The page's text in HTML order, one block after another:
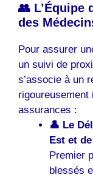
👥 L’Équipe
des
Pour assurer
un suivi de
s’associe à un
rigoureusement
assurances :
👤 Le
Est et
Premier
blessés